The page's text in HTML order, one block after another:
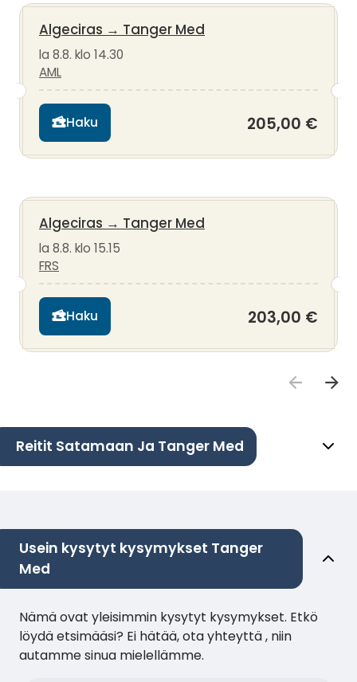
Algeciras → Tanger Med
la 8.8. klo 14.30
AML
Haku 205,00 €
Algeciras → Tanger Med
la 8.8. klo 15.15
FRS
Haku 203,00 €
Reitit Satamaan Ja Tanger Med
Usein kysytyt kysymykset Tanger
Med
Nämä ovat yleisimmin kysytyt kysymykset. Etkö
löydä etsimääsi? Ei hätää, ota yhteyttä , niin
autamme sinua mielellämme.